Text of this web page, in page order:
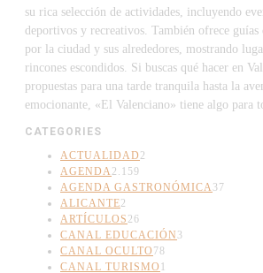
su rica selección de actividades, incluyendo
deportivos y recreativos. También ofrece guías
por la ciudad y sus alrededores, mostrando
rincones escondidos. Si buscas qué hacer en
propuestas para una tarde tranquila hasta la
emocionante, «El Valenciano» tiene algo para
CATEGORIES
ACTUALIDAD 2
AGENDA2.159
AGENDA GASTRONÓMICA37
ALICANTE2
ARTÍCULOS 26
CANAL EDUCACIÓN 3
CANAL OCULTO 78
CANAL TURISMO 1